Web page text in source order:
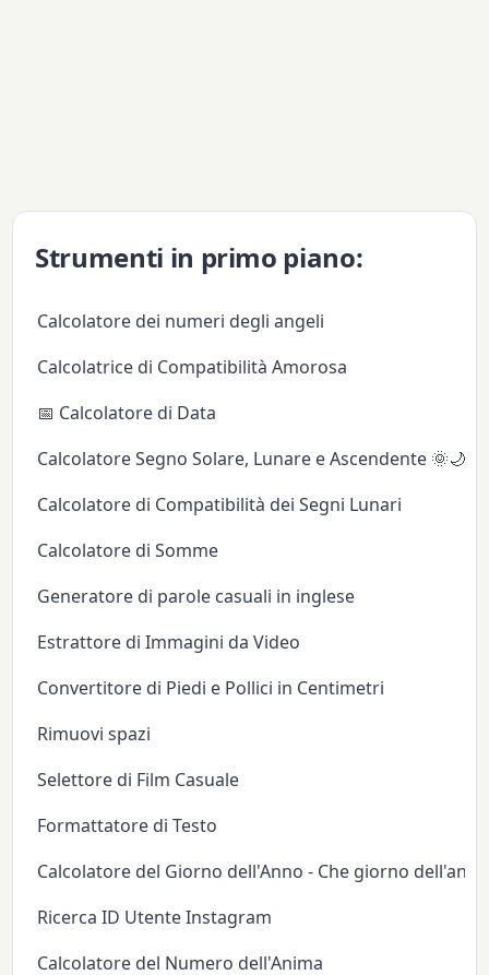
Strumenti in primo piano:
Calcolatore dei numeri degli angeli
Calcolatrice di Compatibilità Amorosa
📅 Calcolatore di Data
Calcolatore Segno Solare, Lunare e Ascendente 🌞🌙✨
Calcolatore di Compatibilità dei Segni Lunari
Calcolatore di Somme
Generatore di parole casuali in inglese
Estrattore di Immagini da Video
Convertitore di Piedi e Pollici in Centimetri
Rimuovi spazi
Selettore di Film Casuale
Formattatore di Testo
Calcolatore del Giorno dell'Anno - Che giorno
Ricerca ID Utente Instagram
Calcolatore del Numero dell'Anima